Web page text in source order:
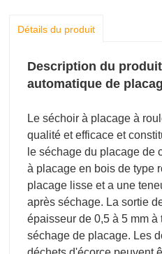
Détails du produit
Description du
automatique de
Le séchoir à placage à
qualité et efficace et
le séchage du placage de
à placage en bois de type
placage lisse et a une
après séchage. La sortie
épaisseur de 0,5 à 5 mm
séchage de placage. Les